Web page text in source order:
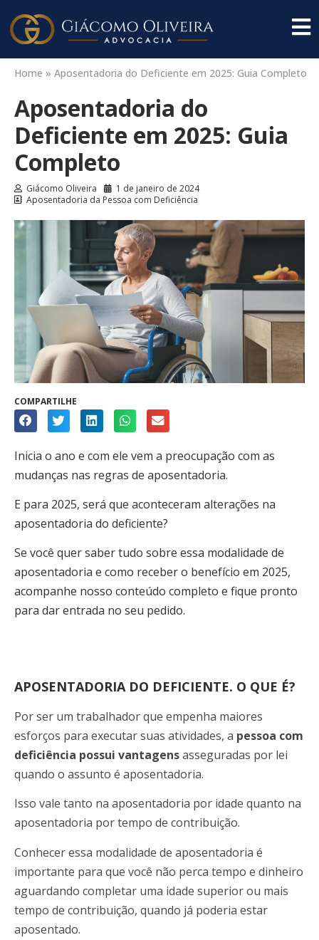
Home » Aposentadoria do Deficiente em 2025: Guia Completo
Aposentadoria do
Deficiente em 2025: Guia
Completo
Giácomo Oliveira
1 de janeiro de 2024
Aposentadoria da Pessoa com Deficiência
COMPARTILHE
Inicia o ano e com ele vem a preocupação com as
mudanças nas regras de aposentadoria.
E para 2025, será que aconteceram alterações na
aposentadoria do deficiente?
Se você quer saber tudo sobre essa modalidade de
aposentadoria e como receber o benefício em 2025,
acompanhe nosso conteúdo completo e fique pronto
para dar entrada no seu pedido.
APOSENTADORIA DO DEFICIENTE. O QUE É?
Por ser um trabalhador que empenha maiores
esforços para executar suas atividades, a pessoa com
deficiência possui vantagensasseguradas por lei
quando o assunto é aposentadoria.
Isso vale tanto na aposentadoria por idade quanto na
aposentadoria por tempo de contribuição.
Conhecer essa modalidade de aposentadoria é
importante para que você não perca tempo e dinheiro
aguardando completar uma idade superior ou mais
tempo de contribuição, quando já poderia estar
aposentado.